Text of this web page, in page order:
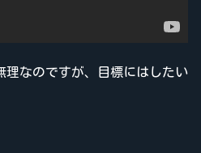
理なのですが、目標にはしたい